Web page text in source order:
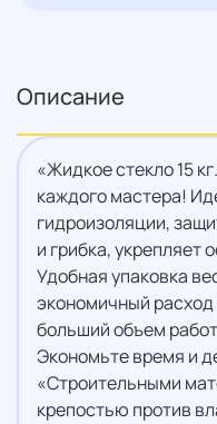
Описание
«Жидкое стекло 15
каждого мастера!
гидроизоляции,
и грибка, укрепляет
Удобная упаковка
экономичный
больший объем
Экономьте время и
«Строительными
крепостью против